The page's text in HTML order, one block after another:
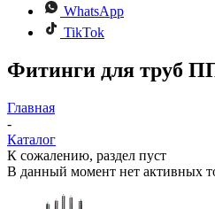
WhatsApp
TikTok
Фитинги для труб
Главная
-
Каталог
К сожалению, раздел пуст
В данный момент нет активных